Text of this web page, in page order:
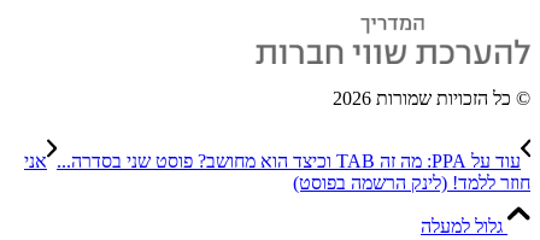
© כל הזכויות שמורות 2026
עוד על PPA: מה זה TAB וכיצד הוא מחושב? פוסט שני בסדרה...
אני
חוזר ללמד! (לינק הרשמה בפוסט)
גלול למעלה